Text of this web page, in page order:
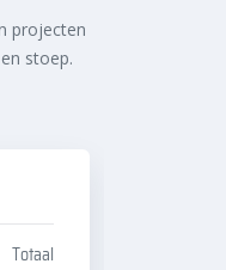
projecten
stoep.
Totaal